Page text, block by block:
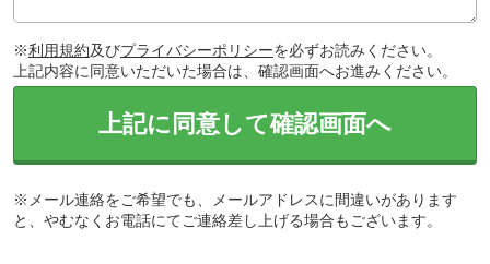
※利用規約及びプライバシーポリシーを必ずお読みください。
上記内容に同意いただいた場合は、確認画面へお進みください。
上記に同意して確認画面へ
※メール連絡をご希望でも、メールアドレスに間違いがあります
と、やむなくお電話にてご連絡差し上げる場合もございます。